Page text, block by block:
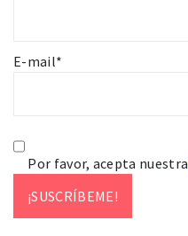
E-mail*
Por favor, acepta nuestra